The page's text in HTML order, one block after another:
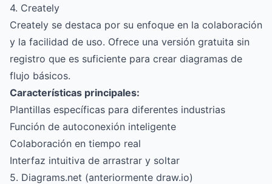
4. Creately
Creately se destaca por su enfoque en la colaboración
y la facilidad de uso. Ofrece una versión gratuita sin
registro que es suficiente para crear diagramas de
flujo básicos.
Características principales:
Plantillas específicas para diferentes industrias
Función de autoconexión inteligente
Colaboración en tiempo real
Interfaz intuitiva de arrastrar y soltar
5. Diagrams.net (anteriormente draw.io)